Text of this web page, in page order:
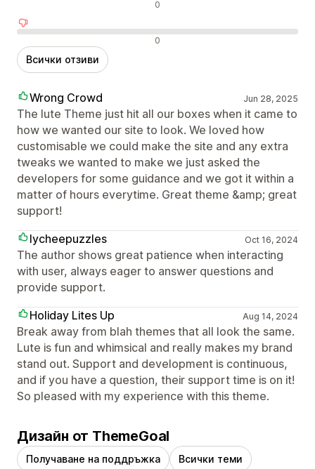
0
0
Всички отзиви
Wrong Crowd Jun 28, 2025
The lute Theme just hit all our boxes when it came to
how we wanted our site to look. We loved how
customisable we could make the site and any extra
tweaks we wanted to make we just asked the
developers for some guidance and we got it within a
matter of hours everytime. Great theme &amp; great
support!
lycheepuzzles
Oct 16, 2024
The author shows great patience when interacting
with user, always eager to answer questions and
provide support.
Holiday Lites Up
Aug 14, 2024
Break away from blah themes that all look the same.
Lute is fun and whimsical and really makes my brand
stand out. Support and development is continuous,
and if you have a question, their support time is on it!
So pleased with my experience with this theme.
Дизайн от ThemeGoal
Получаване на поддръжка Всички теми